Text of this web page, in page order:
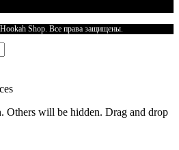
Shop. Все права защищены.
Others will be hidden. Drag and drop